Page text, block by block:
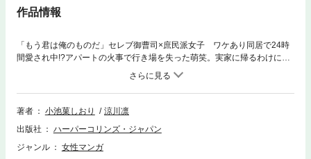
作品情報
「もう君は俺のものだ」セレブ御曹司×庶民派女子 ワケあり同居で24時
間愛され中!?アパートの火事で行き場を失った萌笑。実家に帰るわけにも
いかず、大手不動産屋に助けを求めるも、担当窓口・松野下の冷たい対応
に思わず不満をぶつけてしまう。慌ててお店を出た萌笑だったが、なぜか
松野下が追いかけてきた！そして、ある条件で松野下が住む高級マンショ
ンルームシェアを提案してきて……?
著者 小池菓しおり
涼川凛
出版社
ハーパーコリンズ・ジャパン
ジャンル
女性マンガ